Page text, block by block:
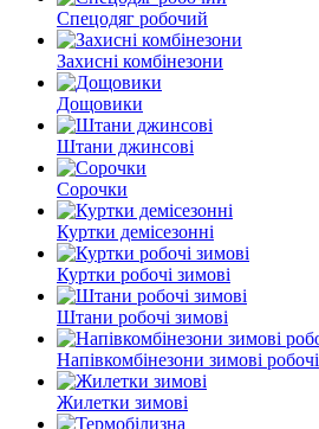
Спецодяг робочий
Захисні комбінезони
Дощовики
Штани джинсові
Сорочки
Куртки демісезонні
Куртки робочі зимові
Штани робочі зимові
Напівкомбінезони зимові робочі
Жилетки зимові